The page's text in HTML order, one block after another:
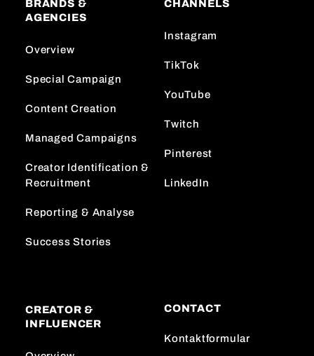
BRANDS &
AGENCIES
Overview
Special Campaign
Content Creation
Managed Campaigns
Creator Identification &
Recruitment
Reporting & Analyse
Success Stories
CHANNELS
Instagram
TikTok
YouTube
Twitch
Pinterest
LinkedIn
CREATOR &
INFLUENCER
CONTACT
Kontaktformular